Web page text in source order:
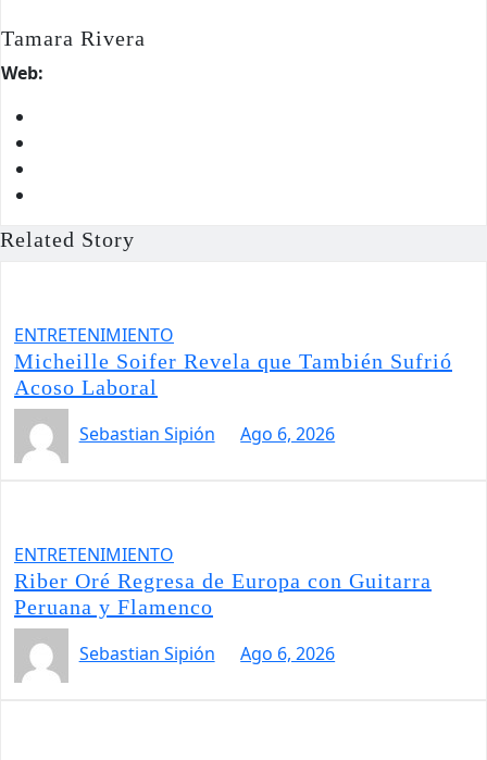
Tamara Rivera
Web:
Related Story
ENTRETENIMIENTO
Micheille Soifer Revela que También Sufrió
Acoso Laboral
Sebastian Sipión
Ago 6, 2026
ENTRETENIMIENTO
Riber Oré Regresa de Europa con Guitarra
Peruana y Flamenco
Sebastian Sipión
Ago 6, 2026